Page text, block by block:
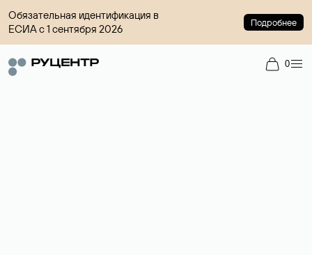
Обязательная идентификация в
ЕСИА с 1 сентября 2026
Подробнее
0